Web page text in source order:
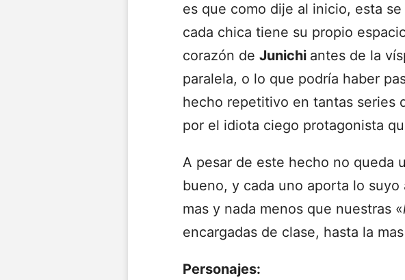
es que como dije al inicio, esta
cada chica tiene su propio
corazón de Junichi antes de la
paralela, o lo que podría haber
hecho repetitivo en tantas series
por el idiota ciego protagonista
A pesar de este hecho no queda
bueno, y cada uno aporta lo
mas y nada menos que nuestras «
encargadas de clase, hasta la
Personajes: